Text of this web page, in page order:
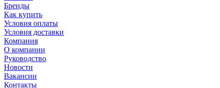
Бренды
Как купить
Условия оплаты
Условия доставки
Компания
О компании
Руководство
Новости
Вакансии
Контакты